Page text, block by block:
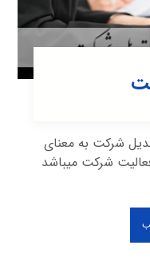
شرکت به معنای
دگرگون ساختن و تغییر حوزه ی فعالیت شرکت می‎باشد